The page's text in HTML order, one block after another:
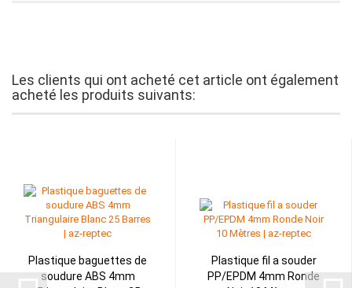
Les clients qui ont acheté cet article ont également
acheté les produits suivants:
Plastique baguettes de
soudure ABS 4mm
Plastique fil a souder
PP/EPDM 4mm Ronde